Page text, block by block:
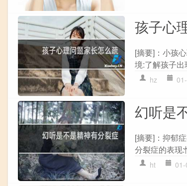
孩子心
[摘要]：小孩
境:了解孩子
hz
幻听是
[摘要]：抑郁
分裂症的表现
ht 01-